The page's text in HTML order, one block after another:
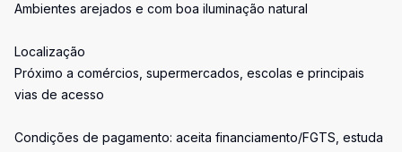
Ambientes arejados e com boa iluminação natural
Localização
Próximo a comércios, supermercados, escolas e principais
vias de acesso
Condições de pagamento: aceita financiamento/FGTS, estuda